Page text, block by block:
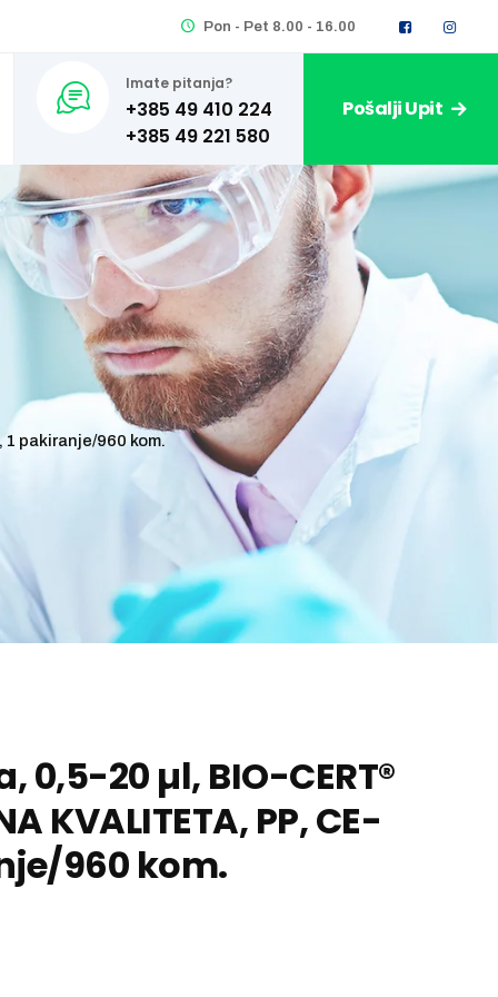
Pon - Pet 8.00 - 16.00
Imate pitanja?
+385 49 410 224 Pošalji Upit
pakiranje/960 kom.
0,5-20 µl, BIO-CERT®
KVALITETA, PP, CE-
960 kom.